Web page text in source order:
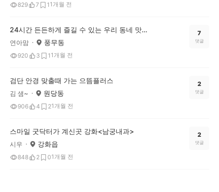
829 7 1 1개월 전
24시간 든든하게 즐길 수 있는 우리 동네 맛집! 콩심 소개해요!
연아맘 풍무동
920 3 1 1개월 전
7
댓글
검단 안경 맞출때 가는 으뜸플러스
김 샘~ 원당동
906 4 21개월 전
2
댓글
스마일 굿닥터가 계신곳 강화<남궁내과>
시우 강화읍
848 2 01개월 전
2
댓글